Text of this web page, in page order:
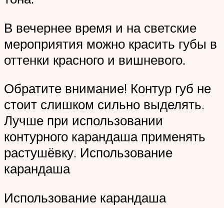
В вечернее время и на светские
мероприятия можно красить губы в
оттенки красного и вишневого.
Обратите внимание! Контур губ не
стоит слишком сильно выделять.
Лучше при использовании
контурного карандаша применять
растушёвку. Использование
карандаша
Использование карандаша